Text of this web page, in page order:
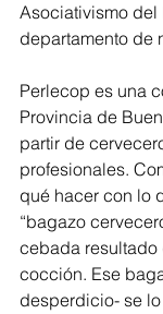
Asociativismo del
departamento de
Perlecop es una
Provincia de
partir de
profesionales.
qué hacer con lo
“bagazo
cebada resultado
cocción. Ese
desperdicio- se